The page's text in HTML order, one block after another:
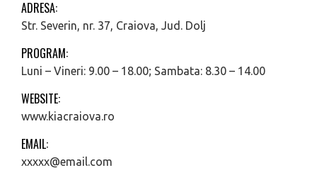
ADRESA:
Str. Severin, nr. 37, Craiova, Jud. Dolj
PROGRAM:
Luni – Vineri: 9.00 – 18.00; Sambata: 8.30 – 14.00
WEBSITE:
www.kiacraiova.ro
EMAIL:
xxxxx@email.com